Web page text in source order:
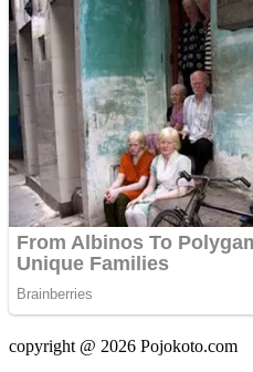
copyright @ 2026 Pojokoto.com